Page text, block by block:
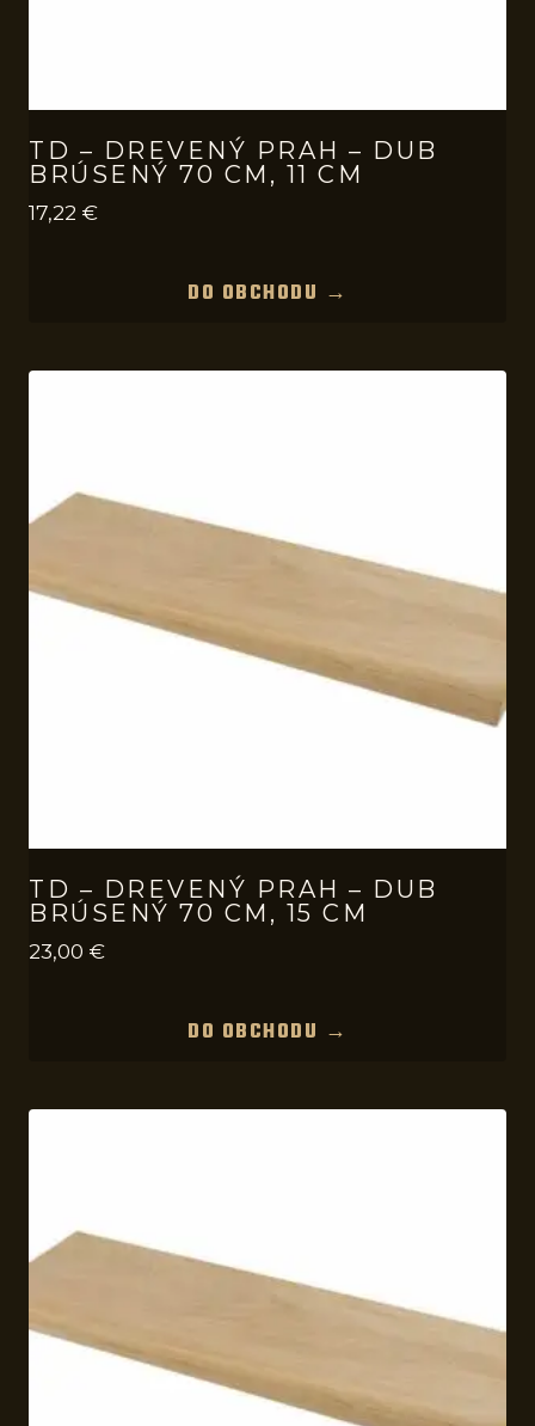
TD – DREVENÝ PRAH – DUB
BRÚSENÝ 70 CM, 11 CM
17,22 €
DO OBCHODU →
TD – DREVENÝ PRAH – DUB
BRÚSENÝ 70 CM, 15 CM
23,00 €
DO OBCHODU →